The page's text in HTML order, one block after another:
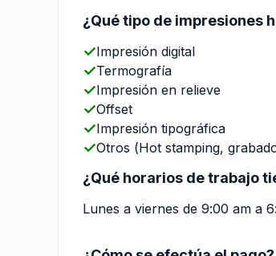
¿Qué tipo de impresiones
Impresión digital
Termografía
Impresión en relieve
Offset
Impresión tipográfica
Otros (Hot stamping,
¿Qué horarios de trabajo
Lunes a viernes de 9:00 am a